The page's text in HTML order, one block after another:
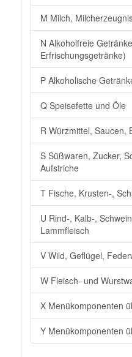
M Milch,
N Alkoholfreie
Erfrischungsgetränke)
P Alkoholische
Q Speisefette und Öle
R Würzmittel, Saucen,
S Süßwaren, Zucker,
Aufstriche
T Fische, Krusten-,
U Rind-, Kalb-,
Lammfleisch
V Wild, Geflügel,
W Fleisch- und
X Menükomponenten
Y Menükomponenten